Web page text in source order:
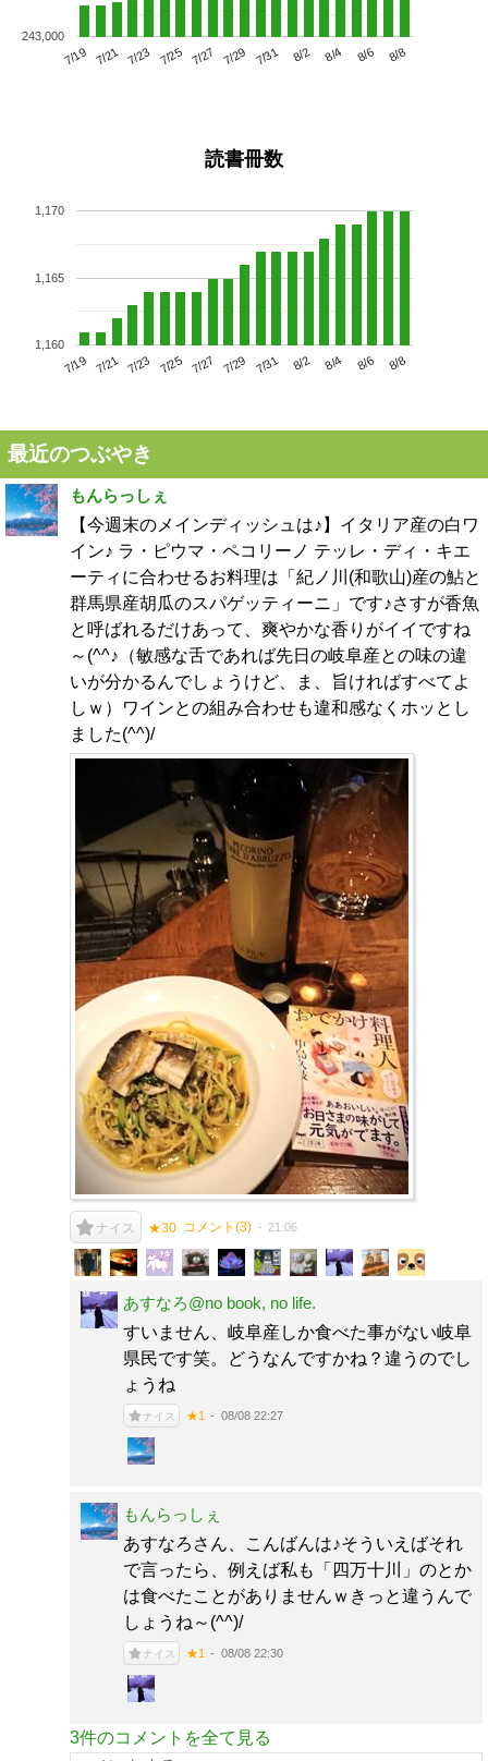
7/19 7/21 7/23 7/25 7/27 7/29 7/31 8/2 8/4 8/6 8/8
243,000
読書冊数
7/19 7/21 7/23 7/25 7/27 7/29 7/31 8/2 8/4 8/6 8/8
1,160
1,165
1,170
最近のつぶやき
もんらっしぇ
【今週末のメインディッシュは♪】イタリア産の白ワ
イン♪ ラ・ピウマ・ペコリーノ テッレ・ディ・キエ
ーティに合わせるお料理は「紀ノ川(和歌山)産の鮎と
群馬県産胡瓜のスパゲッティーニ」です♪さすが香魚
と呼ばれるだけあって、爽やかな香りがイイですね
～(^^♪（敏感な舌であれば先日の岐阜産との味の違
いが分かるんでしょうけど、ま、旨ければすべてよ
しｗ）ワインとの組み合わせも違和感なくホッとし
ました(^^)/
ナイス ★30 コメント(3) 21:06
あすなろ@no book, no life.
すいません、岐阜産しか食べた事がない岐阜
県民です笑。どうなんですかね？違うのでし
ょうね
ナイス ★1 08/08 22:27
もんらっしぇ
あすなろさん、こんばんは♪そういえばそれ
で言ったら、例えば私も「四万十川」のとか
は食べたことがありませんｗきっと違うんで
しょうね～(^^)/
ナイス ★1 08/08 22:30
3件のコメントを全て見る